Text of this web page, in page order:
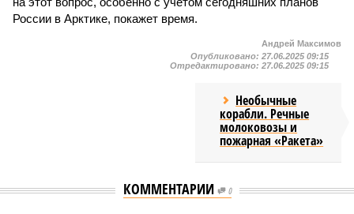
России в Арктике, покажет время.
Андрей Максимов
Опубликовано: 27.06.2025 09:15
Отредактировано: 27.06.2025 09:15
Необычные
корабли. Речные
молоковозы и
пожарная «Ракета»
КОММЕНТАРИИ 0